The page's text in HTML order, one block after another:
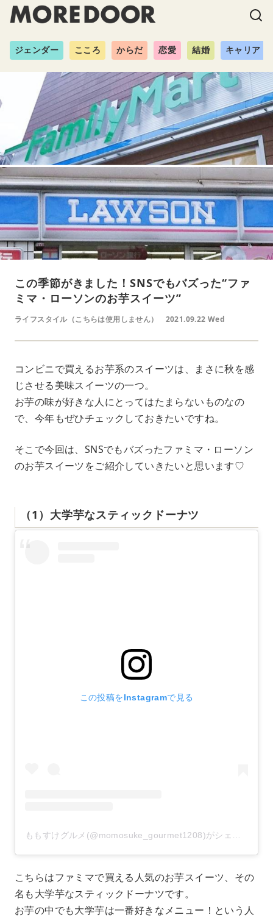
ジェンダー こころ からだ 恋愛 結婚 キャリア
この季節がきました！SNSでもバズった“ファ
ミマ・ローソンのお芋スイーツ”
ライフスタイル（こちらは使用しません） 2021.09.22 Wed
コンビニで買えるお芋系のスイーツは、まさに秋を感
じさせる美味スイーツの一つ。
お芋の味が好きな人にとってはたまらないものなの
で、今年もぜひチェックしておきたいですね。
そこで今回は、SNSでもバズったファミマ・ローソン
のお芋スイーツをご紹介していきたいと思います♡
（1）大学芋なスティックドーナツ
この投稿をInstagramで見る
ももすけグルメ(@momosuke_gourmet1208)がシェアした投稿
こちらはファミマで買える人気のお芋スイーツ、その
名も大学芋なスティックドーナツです。
お芋の中でも大学芋は一番好きなメニュー！という人